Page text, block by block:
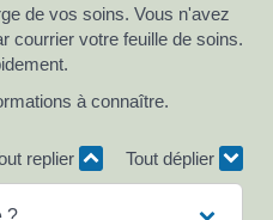
de vos soins. Vous n'avez
courrier votre feuille de soins.
à connaître.
replier Tout déplier